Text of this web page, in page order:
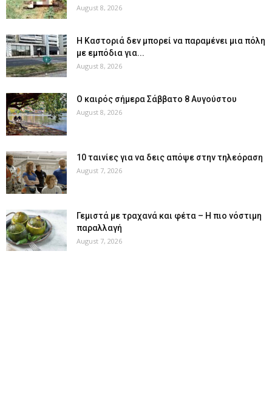
August 8, 2026
Η Καστοριά δεν μπορεί να παραμένει μια πόλη
με εμπόδια για...
August 8, 2026
Ο καιρός σήμερα Σάββατο 8 Αυγούστου
August 8, 2026
10 ταινίες για να δεις απόψε στην τηλεόραση
August 7, 2026
Γεμιστά με τραχανά και φέτα – Η πιο νόστιμη
παραλλαγή
August 7, 2026